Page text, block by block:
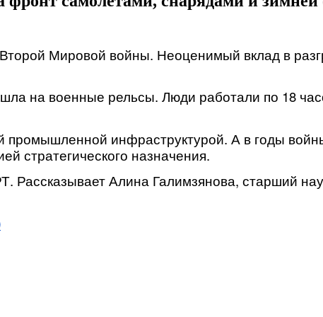
Мировой войны. Неоценимый вклад в
на военные рельсы. Люди работали по 18
промышленной инфраструктурой. А в годы
стратегического назначения.
Рассказывает Алина Галимзянова, старший